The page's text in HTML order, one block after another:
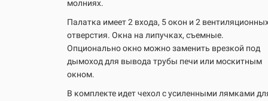
молниях.
Палатка имеет 2 входа, 5 окон и 2
отверстия. Окна на липучках, съемные.
Опционально окно можно заменить врезкой под
дымоход для вывода трубы печи или москитным
окном.
В комплекте идет чехол с усиленными лямками